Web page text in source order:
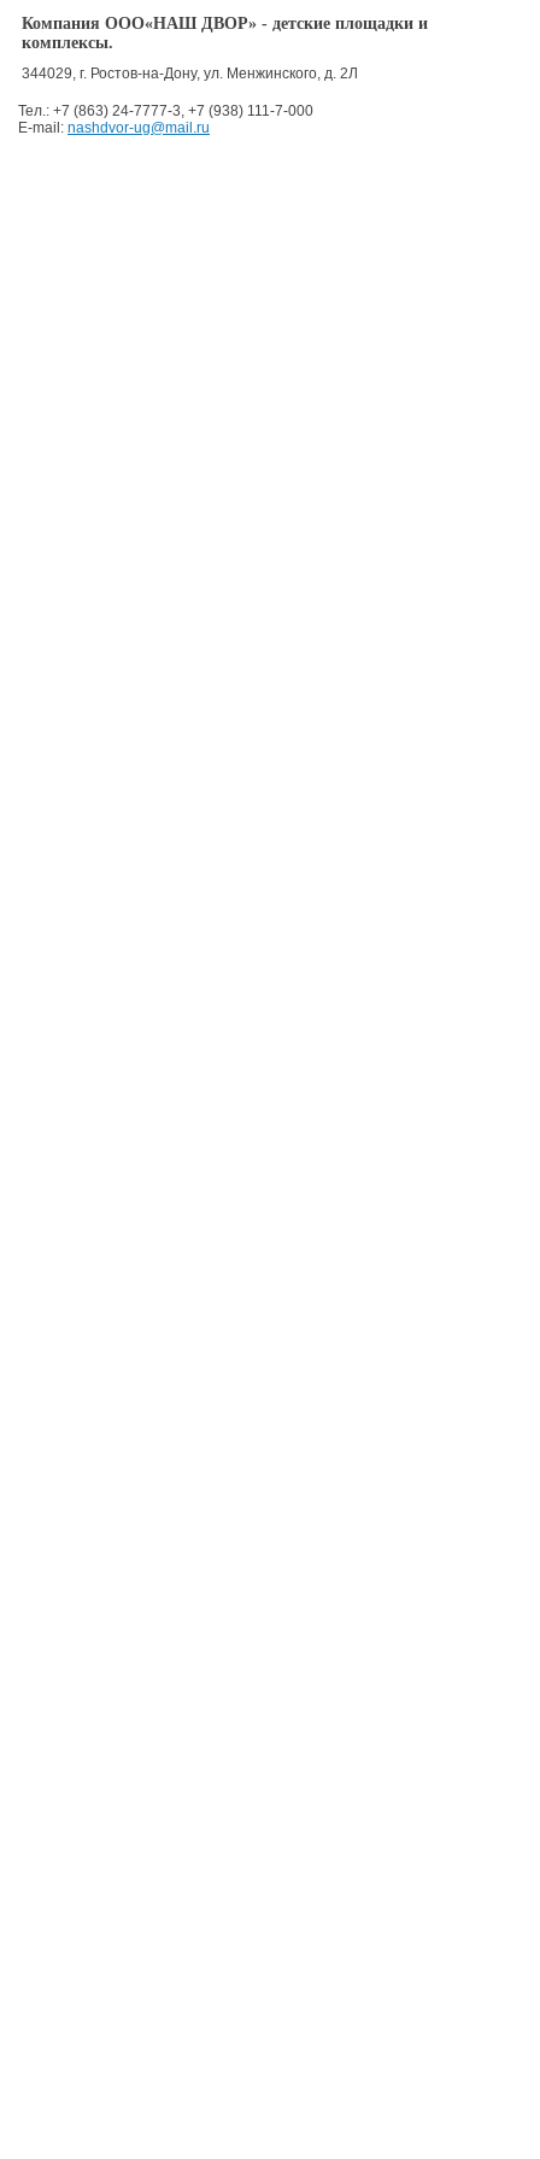
Компания ООО«НАШ ДВОР» - детские площадки и
комплексы.
344029, г. Ростов-на-Дону, ул. Менжинского, д. 2Л
Тел.: +7 (863) 24-7777-3, +7 (938) 111-7-000
E-mail: nashdvor-ug@mail.ru